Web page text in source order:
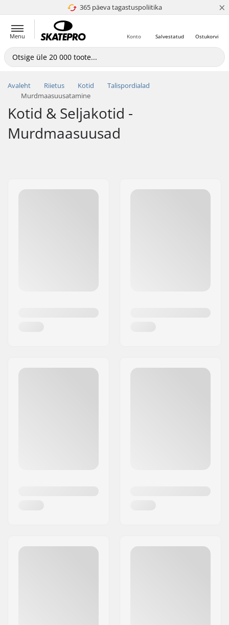
365 päeva tagastuspoliitika
4.8 paljaks 5 ×
Menu Ostukorvi
Salvestatud
Konto
Avaleht Riietus Kotid
Talispordialad
Murdmaasuusatamine
Kotid & Seljakotid -
Murdmaasuusad